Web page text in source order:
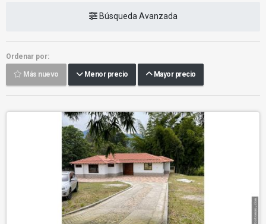
Búsqueda Avanzada
Ordenar por:
Más nuevo Menor precio Mayor precio